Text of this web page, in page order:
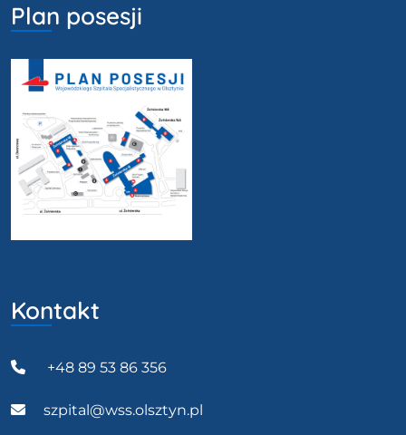
Plan posesji
Kontakt
+48 89 53 86 356
szpital@wss.olsztyn.pl